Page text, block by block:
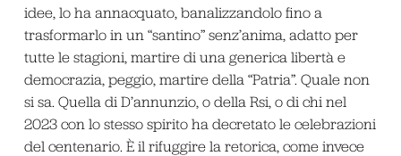
idee, lo ha annacquato, banalizzandolo fino a
trasformarlo in un “santino” senz’anima, adatto per
tutte le stagioni, martire di una generica libertà e
democrazia, peggio, martire della “Patria”. Quale non
si sa. Quella di D’annunzio, o della Rsi, o di chi nel
2023 con lo stesso spirito ha decretato le celebrazioni
del centenario. È il rifuggire la retorica, come invece